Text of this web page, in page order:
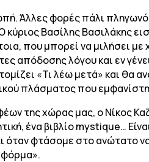
Άλλες φορές πάλι
Βασίλης Βασιλάκης
που μπορεί να μιλήσει
απόδοσης λόγου και εν
«Τι λέω μετά» και
πλάσματος που
της χώρας μας, ο Νίκος
ένα βιβλίο mystique…
όταν φτάσομε στο ανώτατο
φόρμα».